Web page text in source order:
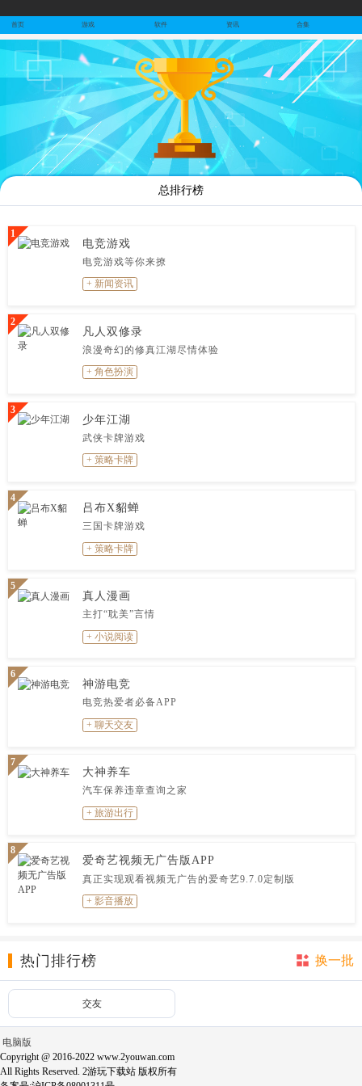
首页
游戏
软件
资讯
首页 游戏 软件 资讯 合集
总排行榜
1
电竞游戏
电竞游戏等你来撩
+ 新闻资讯
2
凡人双修录
浪漫奇幻的修真江湖尽情体验
+ 角色扮演
3
少年江湖
武侠卡牌游戏
+ 策略卡牌
4
吕布X貂蝉
三国卡牌游戏
+ 策略卡牌
5
真人漫画
主打“耽美”言情
+ 小说阅读
6
神游电竞
电竞热爱者必备APP
+ 聊天交友
7
大神养车
汽车保养违章查询之家
+ 旅游出行
8
爱奇艺视频无广告版APP
真正实现观看视频无广告的爱奇艺9.7.0定制版
+ 影音播放
热门排行榜 换一批
交友
电脑版
Copyright @ 2016-2022 www.2youwan.com
All Rights Reserved. 2游玩下载站 版权所有